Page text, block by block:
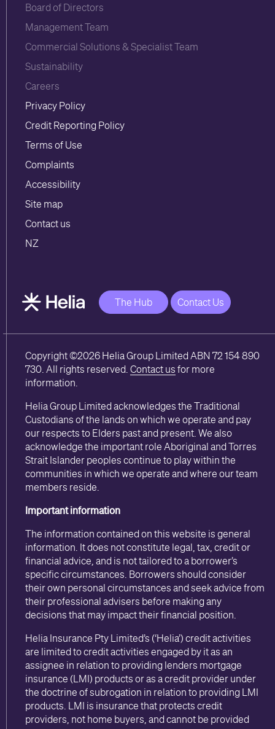
Board of Directors
Management Team
Commercial Solutions & Specialist Team
Sustainability
Careers
Privacy Policy
Credit Reporting Policy
Terms of Use
Complaints
Accessibility
Site map
Contact us
NZ
The Hub Contact Us
Copyright ©2026 Helia Group Limited ABN 72 154 890
730. All rights reserved. Contact us for more
information.
Helia Group Limited acknowledges the Traditional
Custodians of the lands on which we operate and pay
our respects to Elders past and present. We also
acknowledge the important role Aboriginal and Torres
Strait Islander peoples continue to play within the
communities in which we operate and where our team
members reside.
Important information
The information contained on this website is general
information. It does not constitute legal, tax, credit or
financial advice, and is not tailored to a borrower’s
specific circumstances. Borrowers should consider
their own personal circumstances and seek advice from
their professional advisers before making any
decisions that may impact their financial position.
Helia Insurance Pty Limited’s (‘Helia’) credit activities
are limited to credit activities engaged by it as an
assignee in relation to providing lenders mortgage
insurance (LMI) products or as a credit provider under
the doctrine of subrogation in relation to providing LMI
products. LMI is insurance that protects credit
providers, not home buyers, and cannot be provided